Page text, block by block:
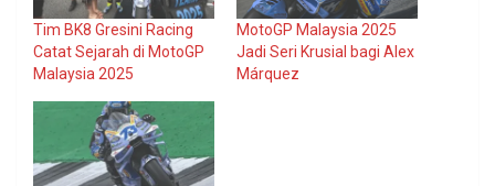
Tim BK8 Gresini Racing
Catat Sejarah di MotoGP
Malaysia 2025
MotoGP Malaysia 2025
Jadi Seri Krusial bagi Alex
Márquez